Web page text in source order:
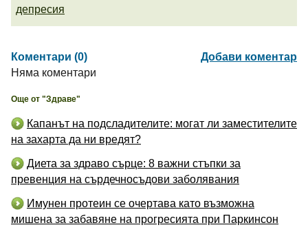
депресия
Коментари (0)
Добави коментар
Няма коментари
Още от "Здраве"
Капанът на подсладителите: могат ли заместителите
на захарта да ни вредят?
Диета за здраво сърце: 8 важни стъпки за
превенция на сърдечносъдови заболявания
Имунен протеин се очертава като възможна
мишена за забавяне на прогресията при Паркинсон